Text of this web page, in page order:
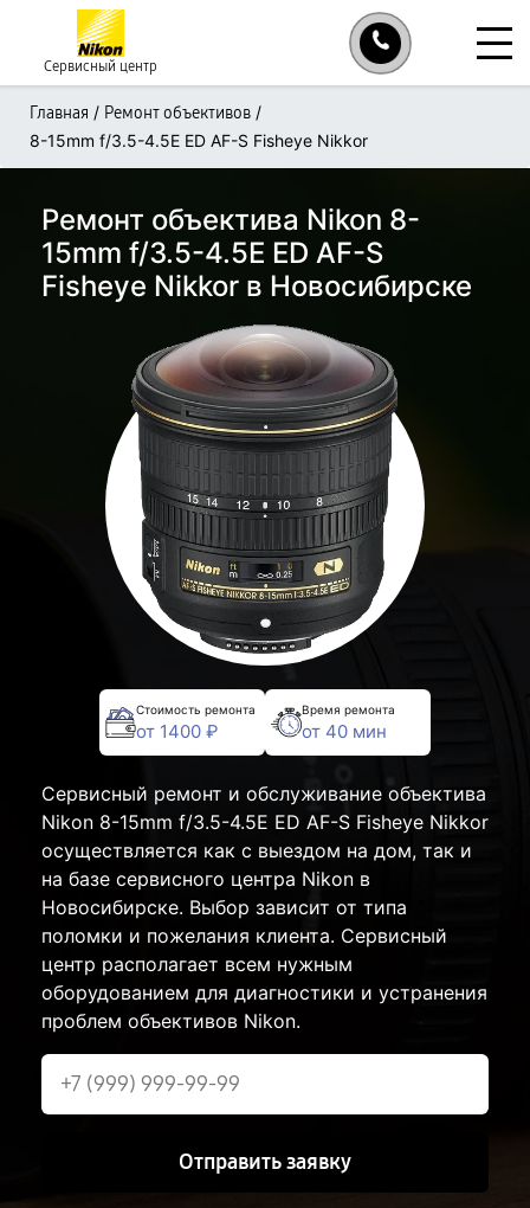
Сервисный центр
Главная / Ремонт объективов /
8-15mm f/3.5-4.5E ED AF-S Fisheye Nikkor
Ремонт объектива Nikon 8-
15mm f/3.5-4.5E ED AF-S
Fisheye Nikkor в Новосибирске
Стоимость ремонта
от 1400 ₽
Время ремонта
от 40 мин
Сервисный ремонт и обслуживание объектива
Nikon 8-15mm f/3.5-4.5E ED AF-S Fisheye Nikkor
осуществляется как с выездом на дом, так и
на базе сервисного центра Nikon в
Новосибирске. Выбор зависит от типа
поломки и пожелания клиента. Сервисный
центр располагает всем нужным
оборудованием для диагностики и устранения
проблем объективов Nikon.
Отправить заявку